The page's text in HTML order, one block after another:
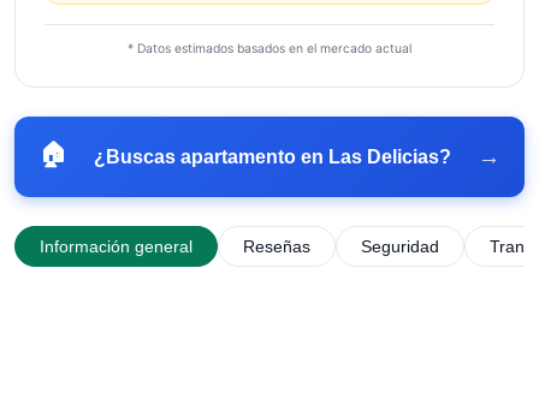
* Datos estimados basados en el mercado actual
🏠 ¿Buscas apartamento en Las Delicias? →
Información general Reseñas Seguridad